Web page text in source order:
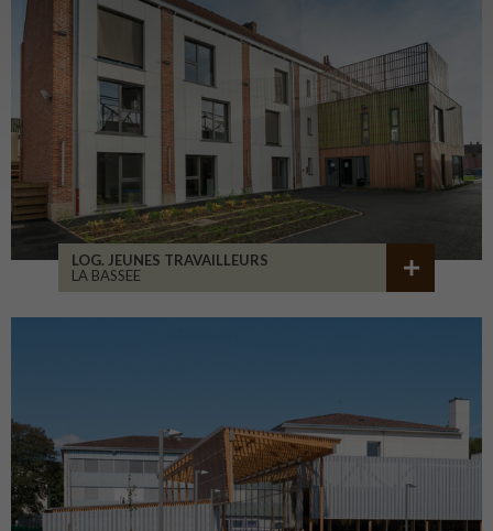
LOG. JEUNES TRAVAILLEURS
LA BASSEE